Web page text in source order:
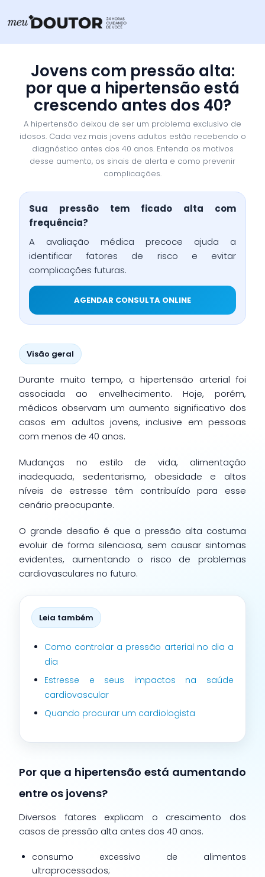
para
Jovens com pressão alta:
por que a hipertensão está
crescendo antes dos 40?
A hipertensão deixou de ser um problema exclusivo de
idosos. Cada vez mais jovens adultos estão recebendo o
diagnóstico antes dos 40 anos. Entenda os motivos
desse aumento, os sinais de alerta e como prevenir
complicações.
Sua pressão tem ficado alta com
frequência?
A avaliação médica precoce ajuda a
identificar fatores de risco e evitar
complicações futuras.
AGENDAR CONSULTA ONLINE
Visão geral
Durante muito tempo, a hipertensão arterial foi
associada ao envelhecimento. Hoje, porém,
médicos observam um aumento significativo dos
casos em adultos jovens, inclusive em pessoas
com menos de 40 anos.
Mudanças no estilo de vida, alimentação
inadequada, sedentarismo, obesidade e altos
níveis de estresse têm contribuído para esse
cenário preocupante.
O grande desafio é que a pressão alta costuma
evoluir de forma silenciosa, sem causar sintomas
evidentes, aumentando o risco de problemas
cardiovasculares no futuro.
Leia também
Como controlar a pressão arterial no dia a
dia
Estresse e seus impactos na saúde
cardiovascular
Quando procurar um cardiologista
Por que a hipertensão está aumentando
entre os jovens?
Diversos fatores explicam o crescimento dos
casos de pressão alta antes dos 40 anos.
consumo excessivo de alimentos
ultraprocessados;